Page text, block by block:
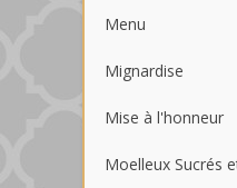
Menu
Mignardise
Mise à l'honneur
Moelleux Sucrés